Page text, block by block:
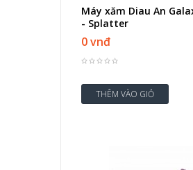
Máy xăm Diau An
- Splatter
0 vnđ